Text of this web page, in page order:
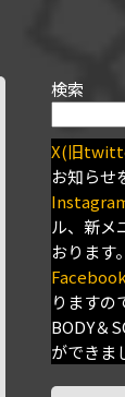
検索
X(旧
お知らせ
ル、新メ
おります。
Facebook
りますの
BODY＆
ができま